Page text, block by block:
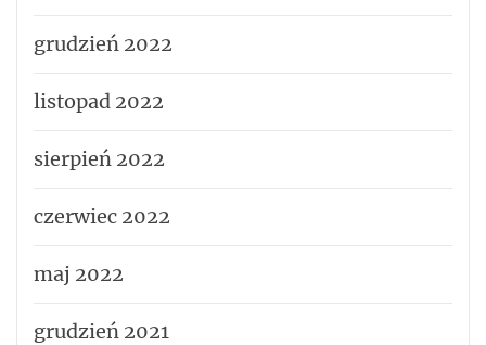
grudzień 2022
listopad 2022
sierpień 2022
czerwiec 2022
maj 2022
grudzień 2021